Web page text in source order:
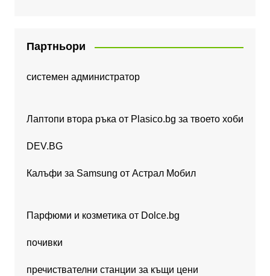
Партньори
системен администратор
Лаптопи втора ръка от Plasico.bg за твоето хоби
DEV.BG
Калъфи за Samsung от Астрал Мобил
Парфюми и козметика от Dolce.bg
почивки
пречиствателни станции за къщи цени